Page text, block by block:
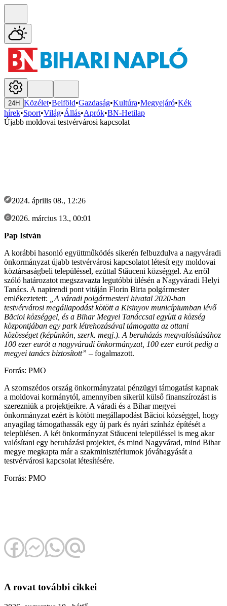
24H Közélet•Belföld•Gazdaság•Kultúra•Megyejáró•Kék
hírek•Sport•Világ•Állás•Aprók•BN-Hetilap
Újabb moldovai testvérvárosi kapcsolat
2024. április 08., 12:26
2026. március 13., 00:01
Pap István
A korábbi hasonló együttműködés sikerén felbuzdulva a nagyváradi
önkormányzat újabb testvérvárosi kapcsolatot létesít egy moldovai
köztársaságbeli településsel, ezúttal Stăuceni községgel. Az erről
szóló határozatot megszavazta legutóbbi ülésén a Nagyváradi Helyi
Tanács. A napirendi pont vitáján Florin Birta polgármester
emlékeztetett: „A váradi polgármesteri hivatal 2020-ban
testvérvárosi megállapodást kötött a Kisinyov municípiumban lévő
Băcioi községgel, és a Bihar Megyei Tanáccsal együtt a község
központjában egy park létrehozásával támogatta az ottani
közösséget (képünkön, szerk. megj.). A beruházás megvalósításához
100 ezer eurót a nagyváradi önkormányzat, 100 ezer eurót pedig a
megyei tanács biztosított” – fogalmazott.
Forrás: PMO
A szomszédos ország önkormányzatai pénzügyi támogatást kapnak
a moldovai kormánytól, amennyiben sikerül külső finanszírozást is
szerezniük a projektjeikre. A váradi és a Bihar megyei
önkormányzat ezért is kötött megállapodást Băcioi községgel, hogy
anyagilag támogathassák egy új park és nyári színház építését a
településen. A két önkormányzat Stăuceni településsel is meg akar
valósítani egy beruházási projektet, és mind Nagyvárad, mind Bihar
megye megkapta már a szakminisztériumok jóváhagyását a
testvérvárosi kapcsolat létesítésére.
Forrás: PMO
A rovat további cikkei